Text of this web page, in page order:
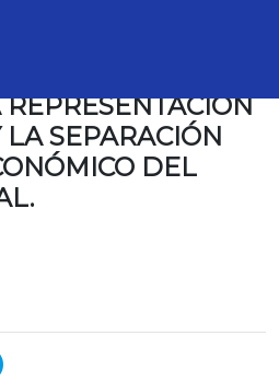
SEPARACIÓN
DEL